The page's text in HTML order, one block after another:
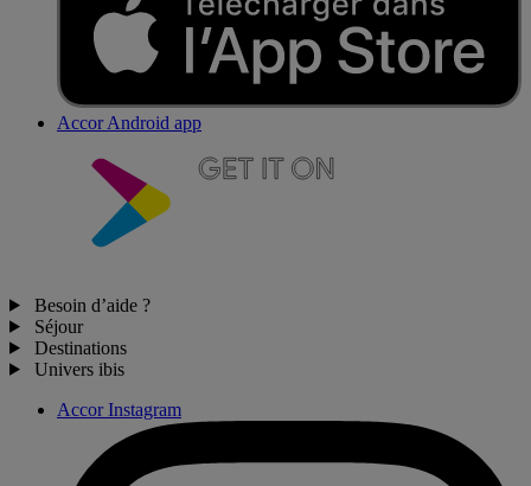
Accor Android app
Besoin d’aide ?
Séjour
Destinations
Univers ibis
Accor Instagram